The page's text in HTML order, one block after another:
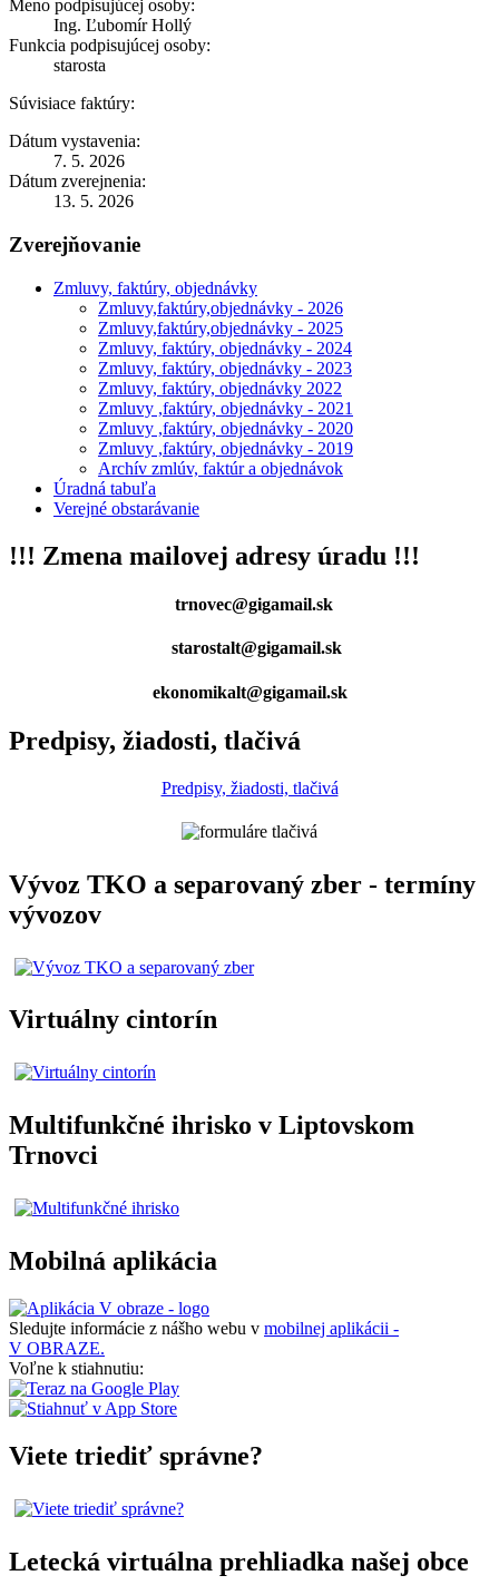
Meno podpisujúcej osoby:
Ing. Ľubomír Hollý
Funkcia podpisujúcej osoby:
starosta
Súvisiace faktúry:
Dátum vystavenia:
7. 5. 2026
Dátum zverejnenia:
13. 5. 2026
Zverejňovanie
Zmluvy, faktúry, objednávky
Zmluvy,faktúry,objednávky - 2026
Zmluvy,faktúry,objednávky - 2025
Zmluvy, faktúry, objednávky - 2024
Zmluvy, faktúry, objednávky - 2023
Zmluvy, faktúry, objednávky 2022
Zmluvy ,faktúry, objednávky - 2021
Zmluvy ,faktúry, objednávky - 2020
Zmluvy ,faktúry, objednávky - 2019
Archív zmlúv, faktúr a objednávok
Úradná tabuľa
Verejné obstarávanie
!!! Zmena mailovej adresy úradu !!!
trnovec@gigamail.sk
starostalt@gigamail.sk
ekonomikalt@gigamail.sk
Predpisy, žiadosti, tlačivá
Predpisy, žiadosti, tlačivá
Vývoz TKO a separovaný zber - termíny
vývozov
Virtuálny cintorín
Multifunkčné ihrisko v Liptovskom
Trnovci
Mobilná aplikácia
Sledujte informácie z nášho webu v mobilnej aplikácii -
V OBRAZE.
Voľne k stiahnutiu:
Viete triediť správne?
Letecká virtuálna prehliadka našej obce